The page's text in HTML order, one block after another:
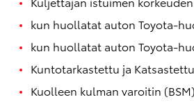
kun huollatat auton Toyota-
kun huollatat auton Toyota-
Kuntotarkastettu ja
Kuolleen kulman varoitin (BSM)